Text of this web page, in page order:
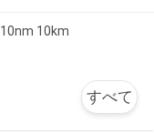
10km
すべて